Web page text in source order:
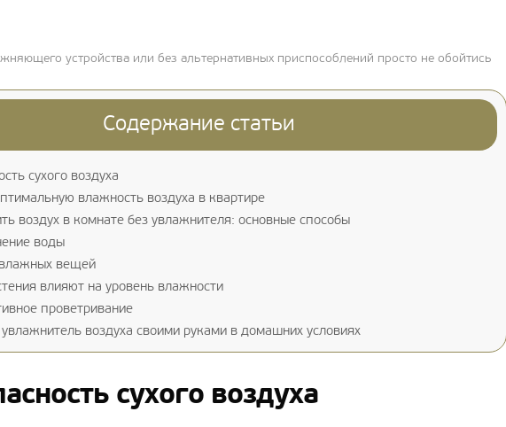
устройства или без альтернативных приспособлений просто не обойтись
Содержание статьи
сухого воздуха
влажность воздуха в квартире
воздух в комнате без увлажнителя: основные способы
воды
вещей
влияют на уровень влажности
проветривание
воздуха своими руками в домашних условиях
сухого воздуха